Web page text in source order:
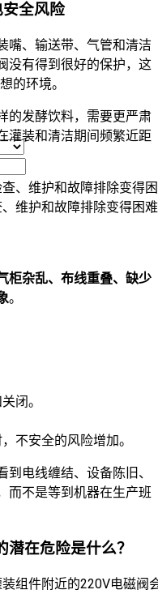
全风险
嘴、输送带、气管和清洁
没有得到很好的保护，这
的环境。
的发酵饮料，需要更严肃
灌装和清洁期间频繁近距
维护和故障排除变得困
柜杂乱、布线重叠、缺少
。
闭。
不安全的风险增加。
电线缠结、设备陈旧、
而不是等到机器在生产班
在危险是什么？